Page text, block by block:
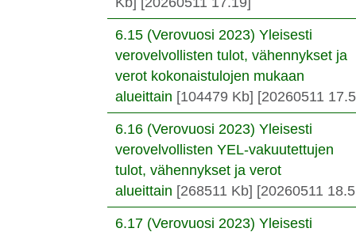
6.15 (Verovuosi 2023) Yleisesti
verovelvollisten tulot, vähennykset ja
verot kokonaistulojen mukaan
alueittain [104479 Kb] [20260511
6.16 (Verovuosi 2023) Yleisesti
verovelvollisten YEL-vakuutettujen
tulot, vähennykset ja verot
alueittain [268511 Kb] [20260511
6.17 (Verovuosi 2023) Yleisesti